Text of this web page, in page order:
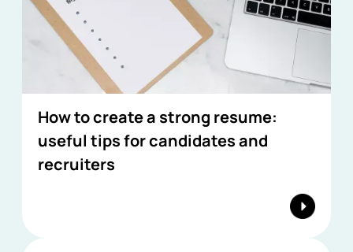
How to create a strong resume:
useful tips for candidates and
recruiters